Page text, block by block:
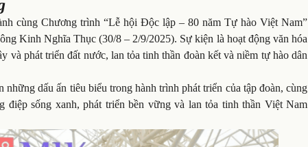
cùng Chương trình “Lễ hội Độc lập – 80 năm Tự hào Việt Nam”
Kinh Nghĩa Thục (30/8 – 2/9/2025). Sự kiện là hoạt động văn hóa
và phát triển đất nước, lan tỏa tinh thần đoàn kết và niềm tự hào dân
dấu ấn tiêu biểu trong hành trình phát triển của tập đoàn, cùng
sống xanh, phát triển bền vững và lan tỏa tinh thần Việt Nam